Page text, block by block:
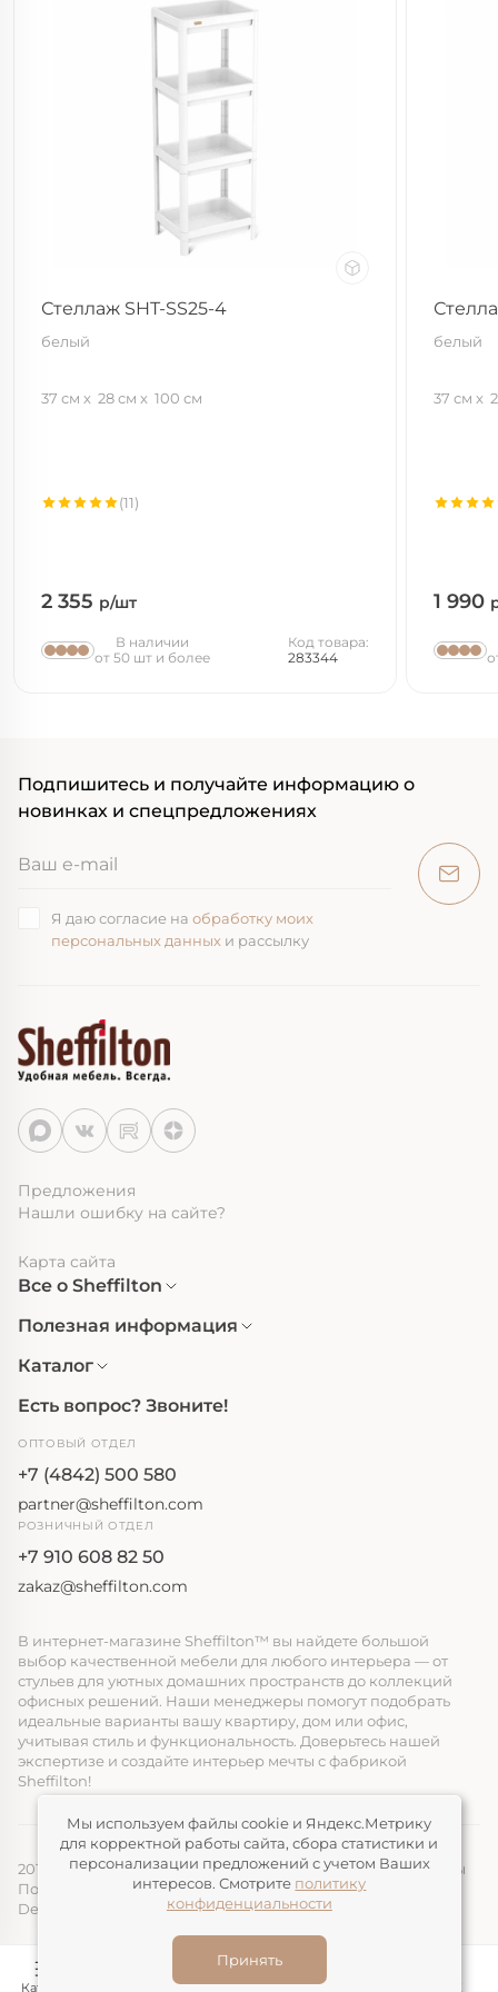
Стеллаж SHT-SS25-4
белый
37 см 28 см 100 см
2 355 р/шт
(11)
В наличии
от 50 шт и более
Код товара:
283344
белый
37 см
1 990
Подпишитесь и получайте информацию о
новинках и спецпредложениях
Я даю согласие на обработку моих
персональных данных и рассылку
Предложения
Нашли ошибку на сайте?
Карта сайта
Все о Sheffilton
Полезная информация
Каталог
Есть вопрос? Звоните!
ОПТОВЫЙ ОТДЕЛ
+7 (4842) 500 580
partner@sheffilton.com
РОЗНИЧНЫЙ ОТДЕЛ
+7 910 608 82 50
zakaz@sheffilton.com
В интернет-магазине Sheffilton™ вы найдете большой
выбор качественной мебели для любого интерьера — от
стульев для уютных домашних пространств до коллекций
офисных решений. Наши менеджеры помогут подобрать
идеальные варианты вашу квартиру, дом или офис,
учитывая стиль и функциональность. Доверьтесь нашей
экспертизе и создайте интерьер мечты с фабрикой
Sheffilton!
2014-2026, ООО «ЭЛМАТ», Sheffilton™ Все права защищены
Политика конфиденциальности
Devimax
— Создание и продвижение сайтов
Каталог Конструктор Корзина Избранное ЛК
Мы используем файлы cookie и Яндекс.Метрику
для корректной работы сайта, сбора статистики и
персонализации предложений с учетом Ваших
интересов. Смотрите политику
конфиденциальности
Принять